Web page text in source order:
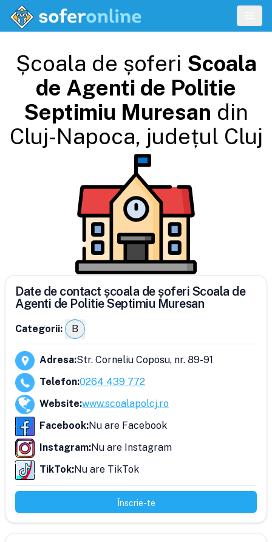
Școala de șoferi Scoala
de Agenti de Politie
Septimiu Muresan din
Cluj-Napoca, județul Cluj
Date de contact școala de șoferi Scoala de
Agenti de Politie Septimiu Muresan
Categorii: B
Adresa:Str. Corneliu Coposu, nr. 89-91
Telefon:0264 439 772
Website:www.scoalapolcj.ro
Facebook:Nu are Facebook
Instagram:Nu are Instagram
TikTok:Nu are TikTok
Înscrie-te